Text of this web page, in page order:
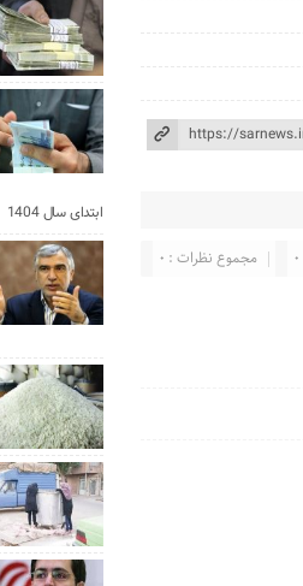
مجموع نظرات : 0
ابتدای سال 1404